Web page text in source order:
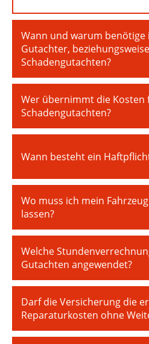
Wann und warum benötige
Gutachter,
Schadengutachten?
Wer übernimmt die Kosten
Schadengutachten?
Wann besteht ein
Wo muss ich mein
lassen?
Welche
Gutachten angewendet?
Darf die Versicherung die
Reparaturkosten ohne